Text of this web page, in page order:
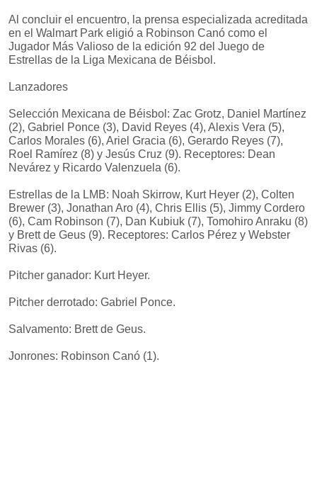
Al concluir el encuentro, la prensa especializada acreditada
en el Walmart Park eligió a Robinson Canó como el
Jugador Más Valioso de la edición 92 del Juego de
Estrellas de la Liga Mexicana de Béisbol.
Lanzadores
Selección Mexicana de Béisbol: Zac Grotz, Daniel Martínez
(2), Gabriel Ponce (3), David Reyes (4), Alexis Vera (5),
Carlos Morales (6), Ariel Gracia (6), Gerardo Reyes (7),
Roel Ramírez (8) y Jesús Cruz (9). Receptores: Dean
Nevárez y Ricardo Valenzuela (6).
Estrellas de la LMB: Noah Skirrow, Kurt Heyer (2), Colten
Brewer (3), Jonathan Aro (4), Chris Ellis (5), Jimmy Cordero
(6), Cam Robinson (7), Dan Kubiuk (7), Tomohiro Anraku (8)
y Brett de Geus (9). Receptores: Carlos Pérez y Webster
Rivas (6).
Pitcher ganador: Kurt Heyer.
Pitcher derrotado: Gabriel Ponce.
Salvamento: Brett de Geus.
Jonrones: Robinson Canó (1).